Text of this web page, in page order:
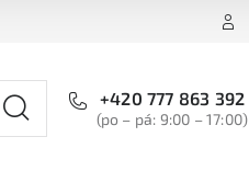
+420 777 863 392
(po – pá: 9:00 – 17:00)